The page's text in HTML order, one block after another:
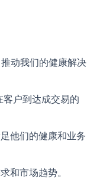
动我们的健康解决
户到达成交易的
他们的健康和业务
和市场趋势。